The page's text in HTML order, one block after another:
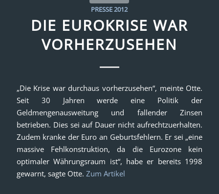
PRESSE 2012
DIE EUROKRISE WAR
VORHERZUSEHEN
„Die Krise war durchaus vorherzusehen“, meinte Otte.
Seit 30 Jahren werde eine Politik der
Geldmengenausweitung und fallender Zinsen
betrieben. Dies sei auf Dauer nicht aufrechtzuerhalten.
Zudem kranke der Euro an Geburtsfehlern. Er sei „eine
massive Fehlkonstruktion, da die Eurozone kein
optimaler Währungsraum ist“, habe er bereits 1998
gewarnt, sagte Otte. Zum Artikel